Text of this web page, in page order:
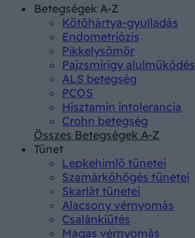
Betegségek A-Z
Kötőhártya-gyulladás
Endometriózis
Pikkelysömör
Pajzsmirigy alulműködés
ALS betegség
PCOS
Hisztamin intolerancia
Crohn betegség
Összes Betegségek A-Z
Tünet
Lepkehimlő tünetei
Szamárköhögés tünetei
Skarlát tünetei
Alacsony vérnyomás
Csalánkiütés
Magas vérnyomás